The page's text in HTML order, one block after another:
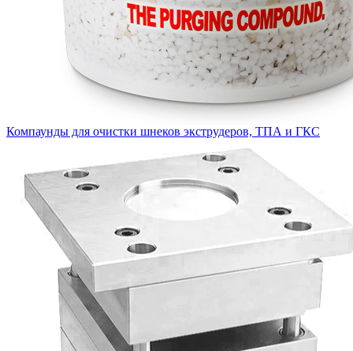
Компаунды для очистки шнеков экструдеров, ТПА и ГКС